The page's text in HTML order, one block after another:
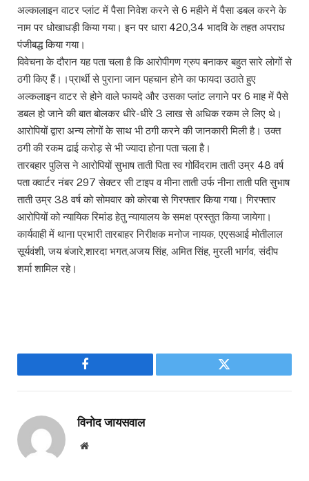
अल्कालाइन वाटर प्लांट में पैसा निवेश करने से 6 महीने में पैसा डबल करने के
नाम पर धोखाधड़ी किया गया। इन पर धारा 420,34 भादवि के तहत अपराध
पंजीबद्ध किया गया।
विवेचना के दौरान यह पता चला है कि आरोपीगण ग्रुप बनाकर बहुत सारे लोगों से
ठगी किए हैं।।प्रार्थी से पुराना जान पहचान होने का फायदा उठाते हुए
अल्कलाइन वाटर से होने वाले फायदे और उसका प्लांट लगाने पर 6 माह में पैसे
डबल हो जाने की बात बोलकर धीरे-धीरे 3 लाख से अधिक रकम ले लिए थे।
आरोपियों द्वारा अन्य लोगों के साथ भी ठगी करने की जानकारी मिली है। उक्त
ठगी की रकम ढाई करोड़ से भी ज्यादा होना पता चला है।
तारबहार पुलिस ने आरोपियों सुभाष ताती पिता स्व गोविंदराम ताती उम्र 48 वर्ष
पता क्वार्टर नंबर 297 सेक्टर सी टाइप व मीना ताती उर्फ नीना ताती पति सुभाष
ताती उम्र 38 वर्ष को सोमवार को कोरबा से गिरफ्तार किया गया। गिरफ्तार
आरोपियों को न्यायिक रिमांड हेतु न्यायालय के समक्ष प्रस्तुत किया जायेगा।
कार्यवाही में थाना प्रभारी तारबाहर निरीक्षक मनोज नायक, एएसआई मोतीलाल
सूर्यवंशी, जय बंजारे,शारदा भगत,अजय सिंह, अमित सिंह, मुरली भार्गव, संदीप
शर्मा शामिल रहे।
Facebook Twitter
विनोद जायसवाल
Website